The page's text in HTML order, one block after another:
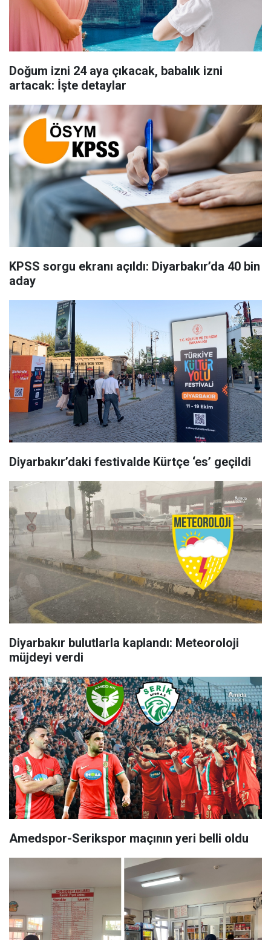
Doğum izni 24 aya çıkacak, babalık izni
artacak: İşte detaylar
KPSS sorgu ekranı açıldı: Diyarbakır’da 40 bin
aday
Diyarbakır’daki festivalde Kürtçe ‘es’ geçildi
Diyarbakır bulutlarla kaplandı: Meteoroloji
müjdeyi verdi
Amedspor-Serikspor maçının yeri belli oldu